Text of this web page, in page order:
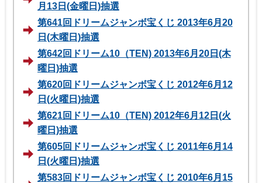
月13日(金曜日)抽選
第641回ドリームジャンボ宝くじ 2013年6月20
日(木曜日)抽選
第642回ドリーム10（TEN) 2013年6月20日(木
曜日)抽選
第620回ドリームジャンボ宝くじ 2012年6月12
日(火曜日)抽選
第621回ドリーム10（TEN) 2012年6月12日(火
曜日)抽選
第605回ドリームジャンボ宝くじ 2011年6月14
日(火曜日)抽選
第583回ドリームジャンボ宝くじ 2010年6月15